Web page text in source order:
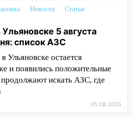
засудить УК
звезды сулят
испытания на
проспекте Тюленева
Новости
Статьи
5 августа
список АЗС
Ульяновске остается
и появились положительные
искать АЗС, где
05.08.2026